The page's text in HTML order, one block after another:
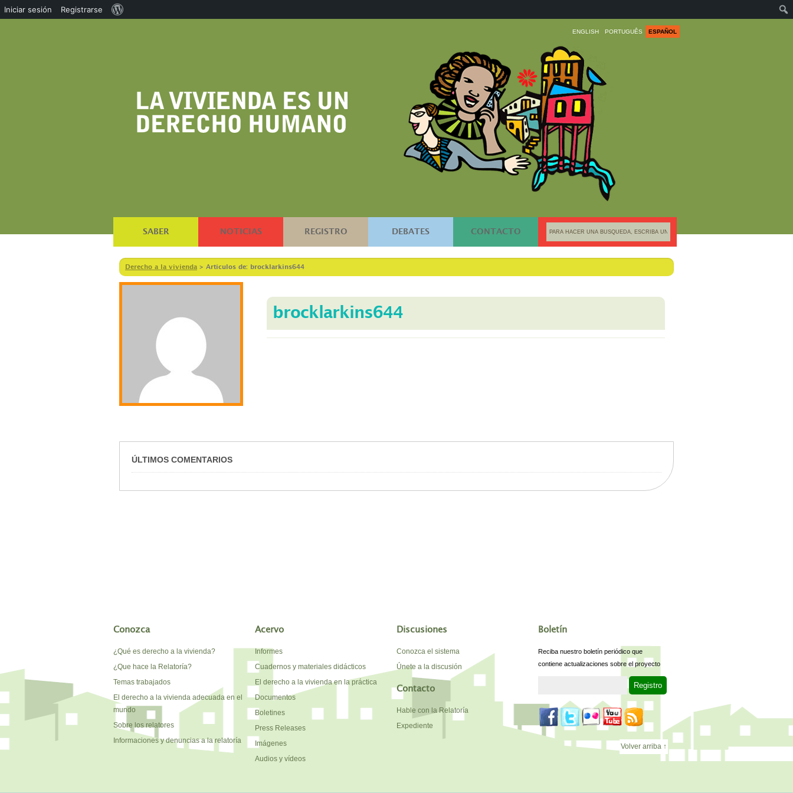
ENGLISH PORTUGUÊS ESPAÑOL
SABER NOTICIAS REGISTRO DEBATES CONTACTO
Derecho a la vivienda > Artículos de: brocklarkins644
brocklarkins644
ÚLTIMOS COMENTARIOS
Conozca
¿Qué es derecho a la vivienda?
¿Que hace la Relatoría?
Temas trabajados
El derecho a la vivienda adecuada en el
mundo
Sobre los relatores
Informaciones y denuncias a la relatoría
Acervo
Informes
Cuadernos y materiales didácticos
El derecho a la vivienda en la práctica
Documentos
Boletines
Press Releases
Imágenes
Audios y vídeos
Discusiones
Conozca el sistema
Únete a la discusión
Contacto
Hable con la Relatoría
Expediente
Boletín
Reciba nuestro boletín periódico que
contiene actualizaciones sobre el proyecto
Volver arriba ↑
Iniciar sesión Registrarse